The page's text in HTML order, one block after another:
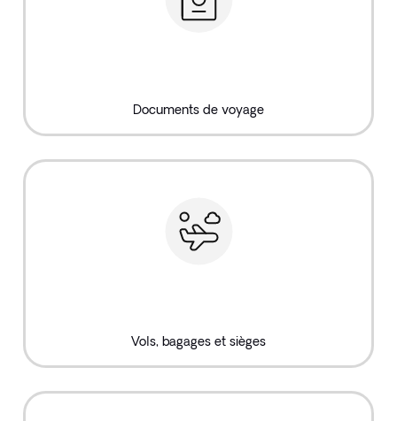
Documents de voyage
Vols, bagages et sièges